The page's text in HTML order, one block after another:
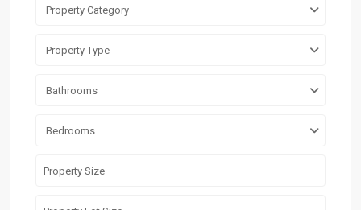
Property Category
Property Type
Bathrooms
Bedrooms